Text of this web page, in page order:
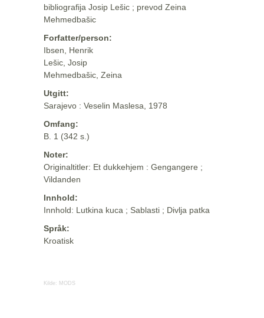
bibliografija Josip Lešic ; prevod Zeina
Mehmedbašic
Forfatter/person:
Ibsen, Henrik
Lešic, Josip
Mehmedbašic, Zeina
Utgitt:
Sarajevo : Veselin Maslesa, 1978
Omfang:
B. 1 (342 s.)
Noter:
Originaltitler: Et dukkehjem : Gengangere ;
Vildanden
Innhold:
Innhold: Lutkina kuca ; Sablasti ; Divlja patka
Språk:
Kroatisk
Kilde: MODS